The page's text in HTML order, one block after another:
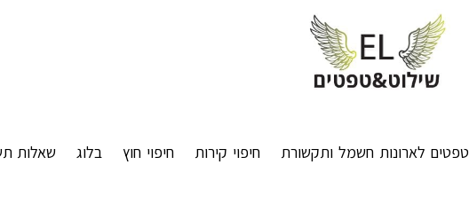
טפטים לארונות חשמל ותקשורת חיפוי קירות חיפוי חוץ בלוג שאלות